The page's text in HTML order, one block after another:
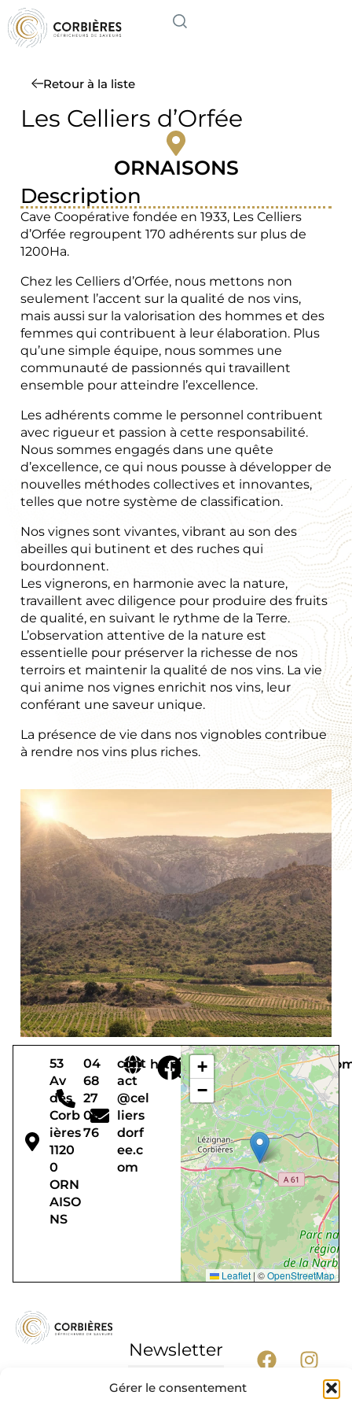
Gérer le consentement
Retour à la liste
Les Celliers d’Orfée
ORNAISONS
Description
Cave Coopérative fondée en 1933, Les Celliers
d’Orfée regroupent 170 adhérents sur plus de
1200Ha.
Chez les Celliers d’Orfée, nous mettons non
seulement l’accent sur la qualité de nos vins,
mais aussi sur la valorisation des hommes et des
femmes qui contribuent à leur élaboration. Plus
qu’une simple équipe, nous sommes une
communauté de passionnés qui travaillent
ensemble pour atteindre l’excellence.
Les adhérents comme le personnel contribuent
avec rigueur et passion à cette responsabilité.
Nous sommes engagés dans une quête
d’excellence, ce qui nous pousse à développer de
nouvelles méthodes collectives et innovantes,
telles que notre système de classification.
Nos vignes sont vivantes, vibrant au son des
abeilles qui butinent et des ruches qui
bourdonnent.
Les vignerons, en harmonie avec la nature,
travaillent avec diligence pour produire des fruits
de qualité, en suivant le rythme de la Terre.
L’observation attentive de la nature est
essentielle pour préserver la richesse de nos
terroirs et maintenir la qualité de nos vins. La vie
qui anime nos vignes enrichit nos vins, leur
conférant une saveur unique.
La présence de vie dans nos vignobles contribue
à rendre nos vins plus riches.
53
Av
des
Corb
ières
1120
0
ORN
AISO
NS
04
68
27
09
76
cont
act
@cel
liers
dorf
ee.c
om
https://+
−
Leaflet | ©OpenStreetMap
Newsletter